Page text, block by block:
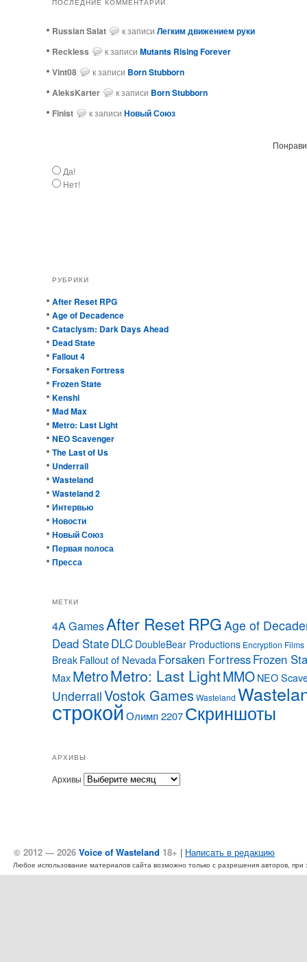
ПОСЛЕДНИЕ КОММЕНТАРИИ
Russian Salat к записи Легким движением руки
ReckIess
к записи Mutants Rising Forever
Vint08
к записи Born Stubborn
AleksKarter
к записи Born Stubborn
Finist
к записи Новый Союз
Да!
Нет!
РУБРИКИ
After Reset RPG
Age of Decadence
Cataclysm: Dark Days Ahead
Dead State
Fallout 4
Forsaken Fortress
Frozen State
Kenshi
Mad Max
Metro: Last Light
NEO Scavenger
The Last of Us
Underrail
Wasteland
Wasteland 2
Интервью
Новости
Новый Союз
Первая полоса
Пресса
МЕТКИ
4A GamesAfter Reset RPGAge of
Dead StateDLC DoubleBear Productions Encryption Films
Break Fallout of NevadaForsaken FortressFrozen
MaxMetroMetro: Last LightMMONEO
UnderrailVostok GamesWasteland
строкойОлимп 2207Скриншоты
АРХИВЫ
Архивы
© 2012 — 2026 Voice of Wasteland 18+ | Написать в редакцию
Любое использование материалов сайта возможно только с разрешения авторов,